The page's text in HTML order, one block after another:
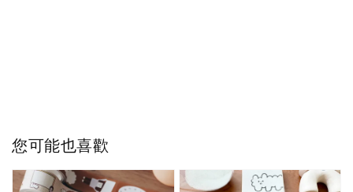
您可能也喜歡